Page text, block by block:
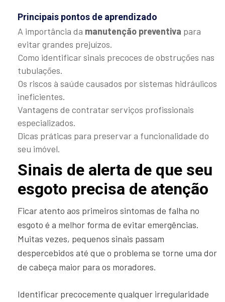
Principais pontos de aprendizado
A importância da manutenção preventiva para
evitar grandes prejuízos.
Como identificar sinais precoces de obstruções nas
tubulações.
Os riscos à saúde causados por sistemas hidráulicos
ineficientes.
Vantagens de contratar serviços profissionais
especializados.
Dicas práticas para preservar a funcionalidade do
seu imóvel.
Sinais de alerta de que seu
esgoto precisa de atenção
Ficar atento aos primeiros sintomas de falha no
esgoto é a melhor forma de evitar emergências.
Muitas vezes, pequenos sinais passam
despercebidos até que o problema se torne uma dor
de cabeça maior para os moradores.
Identificar precocemente qualquer irregularidade